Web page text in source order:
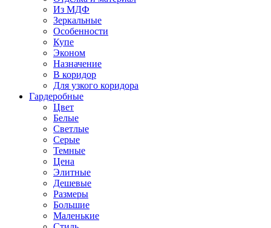
Из МДФ
Зеркальные
Особенности
Купе
Эконом
Назначение
В коридор
Для узкого коридора
Гардеробные
Цвет
Белые
Светлые
Серые
Темные
Цена
Элитные
Дешевые
Размеры
Большие
Маленькие